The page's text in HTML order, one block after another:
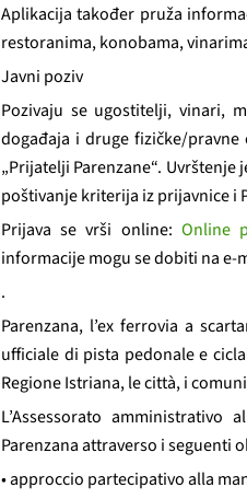
Aplikacija također pruža
restoranima, konobama,
Javni poziv
Pozivaju se ugostitelji, vinari,
događaja i druge fizičke/
„Prijatelji Parenzane“.
poštivanje kriterija iz prijavnice i
Prijava se vrši online:Online
informacije mogu se dobiti na e-
.
Parenzana, l’ex ferrovia a
ufficiale di pista pedonale e
Regione Istriana, le città, i
L’Assessorato
Parenzana attraverso i seguenti
• approccio partecipativo alla